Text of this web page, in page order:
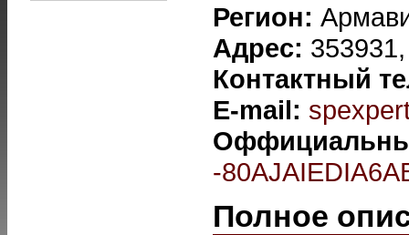
Регион:
Адрес:
Контактный
E-mail:
-
Полное